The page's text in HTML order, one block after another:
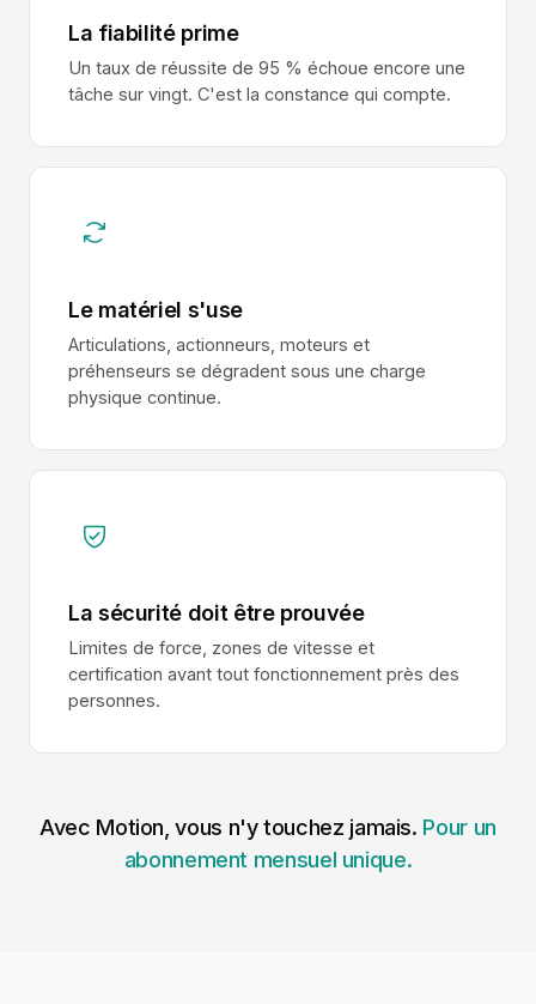
La fiabilité prime
Un taux de réussite de 95 % échoue encore une
tâche sur vingt. C'est la constance qui compte.
Le matériel s'use
Articulations, actionneurs, moteurs et
préhenseurs se dégradent sous une charge
physique continue.
La sécurité doit être prouvée
Limites de force, zones de vitesse et
certification avant tout fonctionnement près des
personnes.
Avec Motion, vous n'y touchez jamais. Pour un
abonnement mensuel unique.